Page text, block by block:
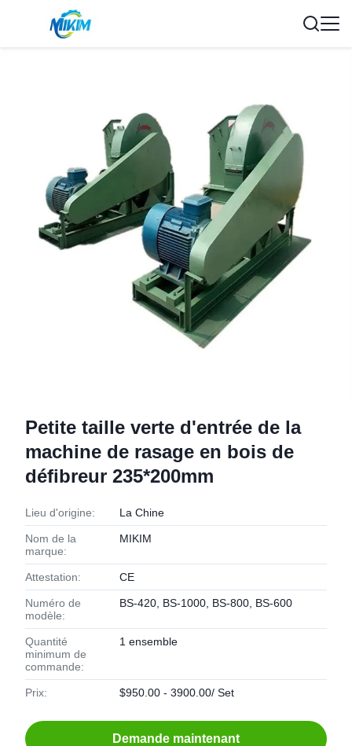
Petite taille verte d'entrée de la
machine de rasage en bois de
défibreur 235*200mm
Lieu d'origine: La Chine
Nom de la
marque:
MIKIM
Attestation: CE
Numéro de
modèle:
BS-420, BS-1000, BS-800, BS-600
Quantité
minimum de
commande:
1 ensemble
Prix: $950.00 - 3900.00/ Set
Demande maintenant